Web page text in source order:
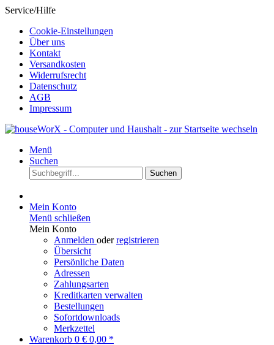
Service/Hilfe
Cookie-Einstellungen
Über uns
Kontakt
Versandkosten
Widerrufsrecht
Datenschutz
AGB
Impressum
Menü
Suchen
Suchen
Mein Konto
Menü schließen
Mein Konto
Anmelden oderregistrieren
Übersicht
Persönliche Daten
Adressen
Zahlungsarten
Kreditkarten verwalten
Bestellungen
Sofortdownloads
Merkzettel
Warenkorb 0 € 0,00 *